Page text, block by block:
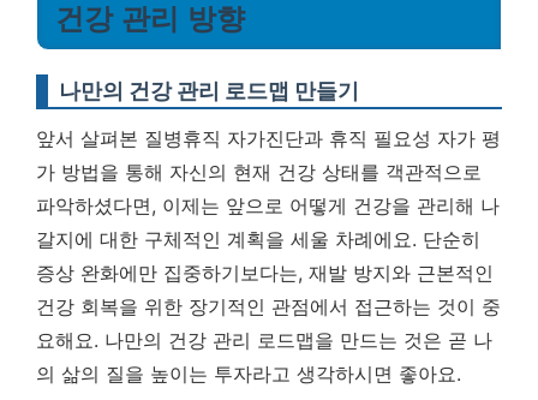
건강 관리 방향
나만의 건강 관리 로드맵 만들기
앞서 살펴본 질병휴직 자가진단과 휴직 필요성 자가 평
가 방법을 통해 자신의 현재 건강 상태를 객관적으로
파악하셨다면, 이제는 앞으로 어떻게 건강을 관리해 나
갈지에 대한 구체적인 계획을 세울 차례에요. 단순히
증상 완화에만 집중하기보다는, 재발 방지와 근본적인
건강 회복을 위한 장기적인 관점에서 접근하는 것이 중
요해요. 나만의 건강 관리 로드맵을 만드는 것은 곧 나
의 삶의 질을 높이는 투자라고 생각하시면 좋아요.